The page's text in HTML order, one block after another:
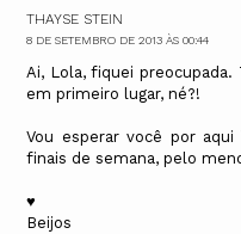
THAYSE STEIN
8 DE SETEMBRO DE 2013 ÀS 00:44
Ai, Lola, fiquei
em primeiro lugar, né?!
Vou esperar você por
finais de semana, pelo
♥
Beijos